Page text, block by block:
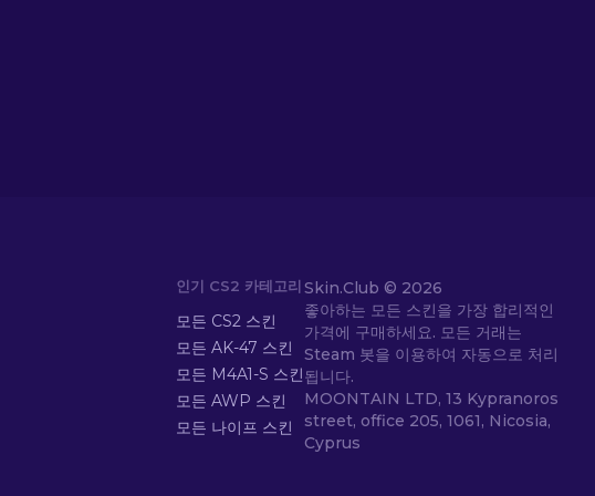
인기 CS2 카테고리
모든 CS2 스킨
모든 AK-47 스킨
모든 M4A1-S 스킨
모든 AWP 스킨
모든 나이프 스킨
Skin.Club © 2026
좋아하는 모든 스킨을 가장 합리적인
가격에 구매하세요. 모든 거래는
Steam 봇을 이용하여 자동으로 처리
됩니다.
MOONTAIN LTD, 13 Kypranoros
street, office 205, 1061, Nicosia,
Cyprus